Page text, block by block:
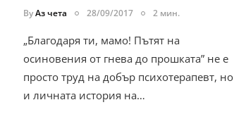
ByАз чета 28/09/2017 2 мин.
„Благодаря ти, мамо! Пътят на
осиновения от гнева до прошката” не е
просто труд на добър психотерапевт, но
и личната история на…